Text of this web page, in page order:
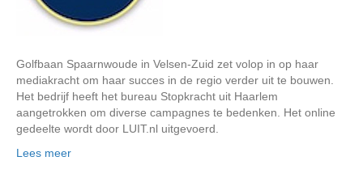
Golfbaan Spaarnwoude in Velsen-Zuid zet volop in op haar
mediakracht om haar succes in de regio verder uit te bouwen.
Het bedrijf heeft het bureau Stopkracht uit Haarlem
aangetrokken om diverse campagnes te bedenken. Het online
gedeelte wordt door LUIT.nl uitgevoerd.
Lees meer